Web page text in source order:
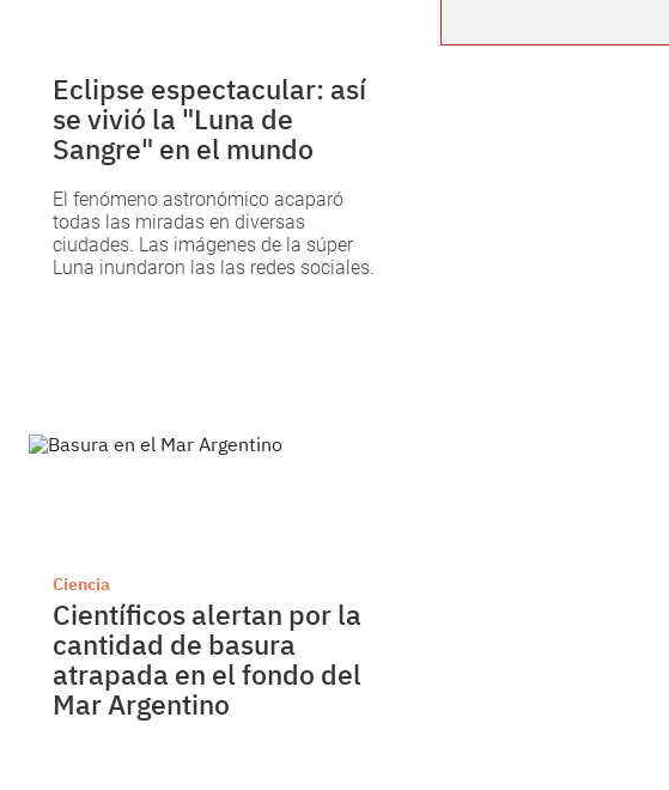
Eclipse espectacular: así
se vivió la "Luna de
Sangre" en el mundo
El fenómeno astronómico acaparó
todas las miradas en diversas
ciudades. Las imágenes de la súper
Luna inundaron las las redes sociales.
Ciencia
Científicos alertan por la
cantidad de basura
atrapada en el fondo del
Mar Argentino